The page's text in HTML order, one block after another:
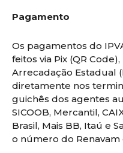
Pagamento
Os pagamentos do
feitos via Pix (QR
Arrecadação Estadual
diretamente nos
guichês dos agentes
SICOOB, Mercantil,
Brasil, Mais BB, Itaú e
o número do Renavam